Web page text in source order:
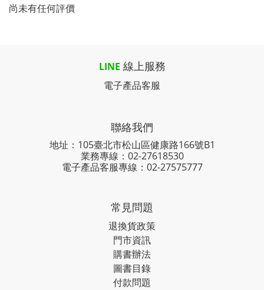
尚未有任何評價
LINE 線上服務
電子產品客服
聯絡我們
地址：105臺北市松山區健康路166號B1
業務專線： 02-27618530
電子產品客服專線：02-27575777
常見問題
退換貨政策
門市資訊
購書辦法
圖書目錄
付款問題